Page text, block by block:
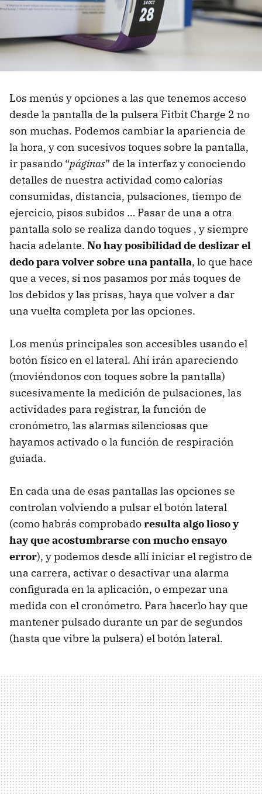
Los menús y opciones a las que tenemos acceso
desde la pantalla de la pulsera Fitbit Charge 2 no
son muchas. Podemos cambiar la apariencia de
la hora, y con sucesivos toques sobre la pantalla,
ir pasando “páginas” de la interfaz y conociendo
detalles de nuestra actividad como calorías
consumidas, distancia, pulsaciones, tiempo de
ejercicio, pisos subidos … Pasar de una a otra
pantalla solo se realiza dando toques , y siempre
hacia adelante. No hay posibilidad de deslizar el
dedo para volver sobre una pantalla, lo que hace
que a veces, si nos pasamos por más toques de
los debidos y las prisas, haya que volver a dar
una vuelta completa por las opciones.
Los menús principales son accesibles usando el
botón físico en el lateral. Ahí irán apareciendo
(moviéndonos con toques sobre la pantalla)
sucesivamente la medición de pulsaciones, las
actividades para registrar, la función de
cronómetro, las alarmas silenciosas que
hayamos activado o la función de respiración
guiada.
En cada una de esas pantallas las opciones se
controlan volviendo a pulsar el botón lateral
(como habrás comprobadoresulta algo lioso y
hay que acostumbrarse con mucho ensayo
error), y podemos desde allí iniciar el registro de
una carrera, activar o desactivar una alarma
configurada en la aplicación, o empezar una
medida con el cronómetro. Para hacerlo hay que
mantener pulsado durante un par de segundos
(hasta que vibre la pulsera) el botón lateral.